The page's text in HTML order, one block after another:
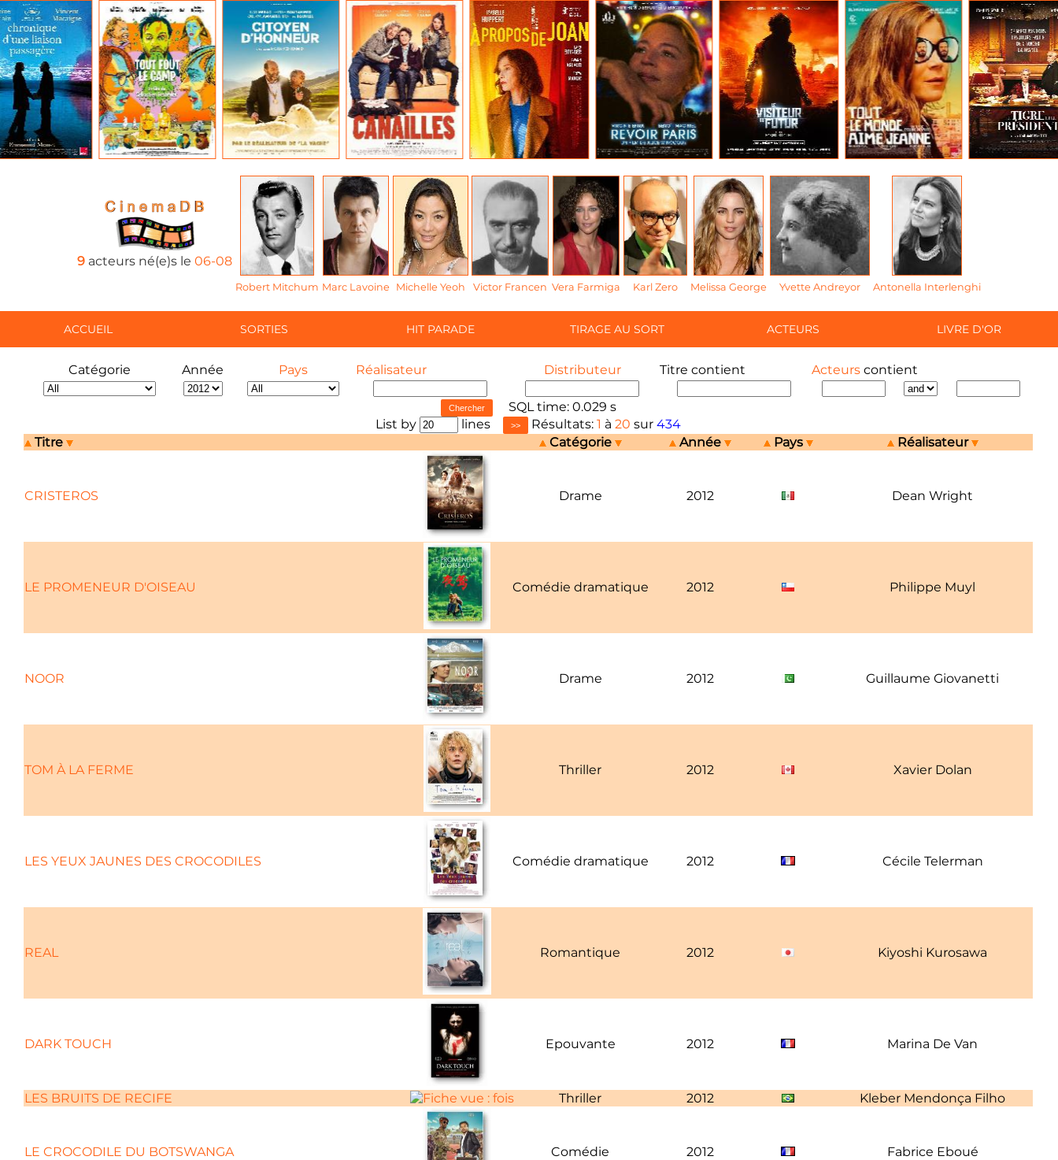
9 acteurs né(e)s le 06-08
Robert Mitchum Marc Lavoine Michelle Yeoh Victor Francen Vera Farmiga Karl Zero Melissa George Yvette Andreyor Antonella Interlenghi
ACCUEIL SORTIES HIT PARADE TIRAGE AU SORT ACTEURS LIVRE D'OR
Catégorie Année Pays Réalisateur Distributeur Titre contient Acteurs contient
SQL time: 0.029 s
List by
lines Résultats: 1 à 20 sur 434
Titre
Catégorie Année Pays Réalisateur
CRISTEROS Drame 2012 Dean Wright
LE PROMENEUR D'OISEAU Comédie dramatique 2012 Philippe Muyl
NOOR Drame 2012 Guillaume Giovanetti
TOM À LA FERME Thriller 2012 Xavier Dolan
LES YEUX JAUNES DES CROCODILES Comédie dramatique 2012 Cécile Telerman
REAL Romantique 2012 Kiyoshi Kurosawa
DARK TOUCH Epouvante 2012 Marina De Van
LES BRUITS DE RECIFE Thriller 2012 Kleber Mendonça Filho
LE CROCODILE DU BOTSWANGA Comédie 2012 Fabrice Eboué